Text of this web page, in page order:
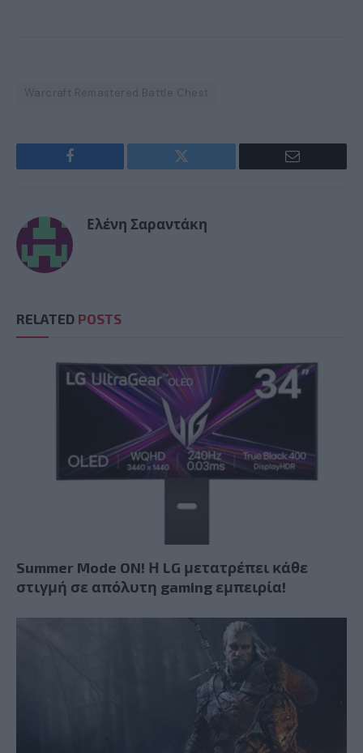
Warcraft Remastered Battle Chest
Facebook Twitter Email
Ελένη Σαραντάκη
RELATED POSTS
Summer Mode ON! Η LG μετατρέπει κάθε
στιγμή σε απόλυτη gaming εμπειρία!